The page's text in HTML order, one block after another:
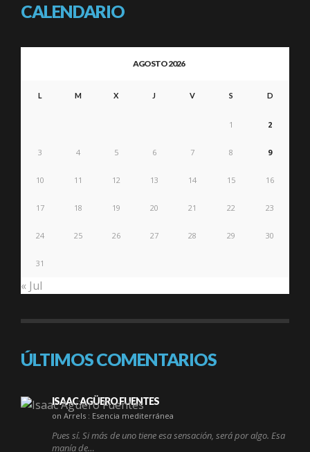
CALENDARIO
AGOSTO 2026
L M X J V S D
1 2
3 4 5 6 7 8 9
10 11 12 13 14 15 16
17 18 19 20 21 22 23
24 25 26 27 28 29 30
31
« Jul
ÚLTIMOS COMENTARIOS
ISAAC AGÜERO FUENTES
on Arrels : Esencia mediterránea
Pues sí. Si más de uno tiene esa sensación, será por algo. Esa
manía de…